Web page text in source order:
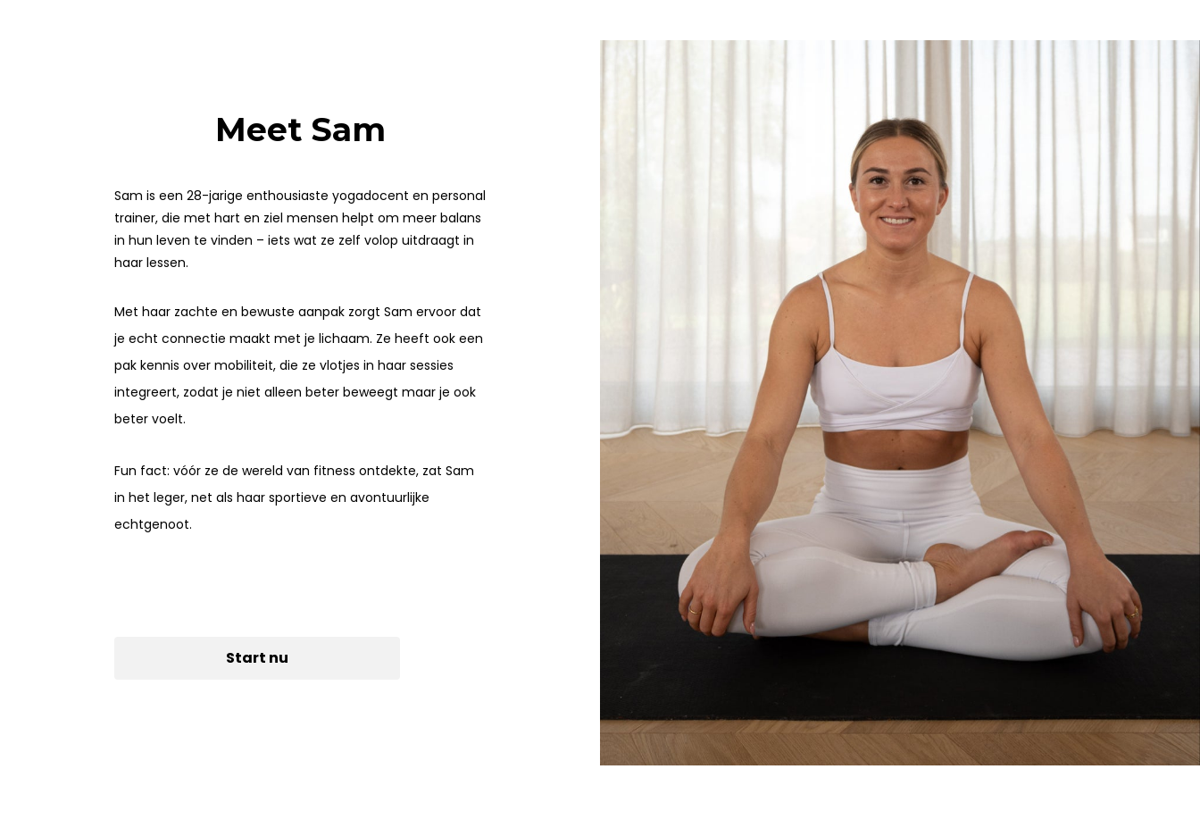
Meet Sam
Sam is een 28-jarige enthousiaste yogadocent en personal
trainer, die met hart en ziel mensen helpt om meer balans
in hun leven te vinden – iets wat ze zelf volop uitdraagt in
haar lessen.
Met haar zachte en bewuste aanpak zorgt Sam ervoor dat
je echt connectie maakt met je lichaam. Ze heeft ook een
pak kennis over mobiliteit, die ze vlotjes in haar sessies
integreert, zodat je niet alleen beter beweegt maar je ook
beter voelt.
Fun fact: vóór ze de wereld van fitness ontdekte, zat Sam
in het leger, net als haar sportieve en avontuurlijke
echtgenoot.
Start nu